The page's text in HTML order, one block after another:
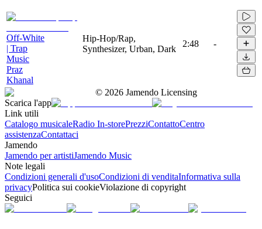
Off-White
| Trap
Music
Praz
Khanal
Hip-Hop/Rap,
Synthesizer, Urban, Dark
2:48 -
© 2026 Jamendo Licensing
Scarica l'app
Link utili
Catalogo musicaleRadio In-storePrezziContattoCentro
assistenzaContattaci
Jamendo
Jamendo per artistiJamendo Music
Note legali
Condizioni generali d'usoCondizioni di venditaInformativa sulla
privacyPolitica sui cookieViolazione di copyright
Seguici